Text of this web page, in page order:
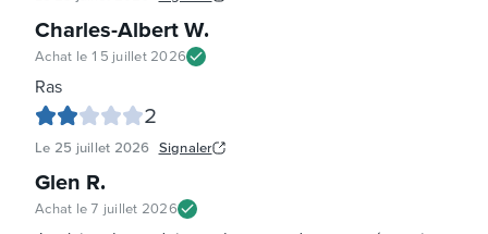
Charles-Albert W.
Achat le 15 juillet 2026
Ras
2
Le 25 juillet 2026 Signaler
Glen R.
Achat le 7 juillet 2026